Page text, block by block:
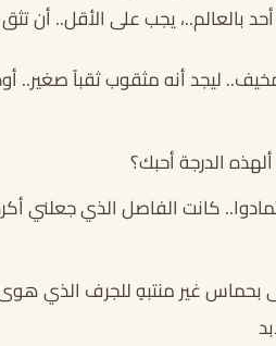
بالعالم..، يجب على الأقل.. أن
ليجد أنه مثقوب ثقباً صغير..
الدرجة أحبك؟
كانت الفاصل الذي جعلني
بحماس غير منتبهٍ للجرف الذي